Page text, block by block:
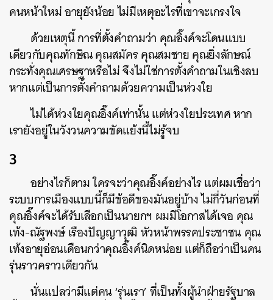
คนหน้าใหม่ อายุยังน้อย ไม่มีเหตุอะไรที่เขาจะเกรงใจ
ด้วยเหตุนี้ การที่ตั้งคำถามว่า คุณอิ๊งค์จะโดนแบบ
เดียวกับคุณทักษิณ คุณสมัคร คุณสมชาย คุณยิ่งลักษณ์
กระทั่งคุณเศรษฐาหรือไม่ จึงไม่ใช่การตั้งคำถามในเชิงลบ
หากแต่เป็นการตั้งคำถามด้วยความเป็นห่วงใย
ไม่ได้ห่วงใยคุณอิ๊งค์เท่านั้น แต่ห่วงใยประเทศ หาก
เรายังอยู่ในวังวนความขัดแย้งนี้ไม่รู้จบ
3
อย่างไรก็ตาม ใครจะว่าคุณอิ๊งค์อย่างไร แต่ผมเชื่อว่า
ระบบการเมืองแบบนี้ก็มีข้อดีของมันอยู่บ้าง ไม่กี่วันก่อนที่
คุณอิ๊งค์จะได้รับเลือกเป็นนายกฯ ผมมีโอกาสได้เจอ คุณ
เท้ง-ณัฐพงษ์ เรืองปัญญาวุฒิ หัวหน้าพรรคประชาชน คุณ
เท้งอายุอ่อนเดือนกว่าคุณอิ๊งค์นิดหน่อย แต่ก็ถือว่าเป็นคน
รุ่นราวคราวเดียวกัน
นั่นแปลว่ามีแต่คน ‘รุ่นเรา’ ที่เป็นทั้งผู้นำฝ่ายรัฐบาล